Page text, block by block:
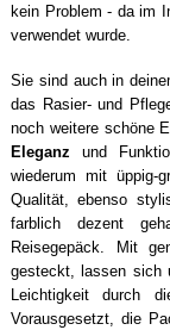
kein Problem - da im
verwendet wurde.
Sie sind auch in
das Rasier- und
noch weitere schöne
Eleganz und
wiederum mit üppig-
Qualität, ebenso
farblich dezent
Reisegepäck. Mit
gesteckt, lassen sich
Leichtigkeit durch
Vorausgesetzt, die